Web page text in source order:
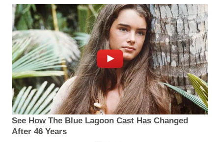
See How The Blue Lagoon Cast Has Changed
After 46 Years